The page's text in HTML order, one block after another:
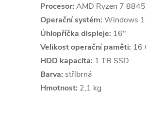
Procesor: AMD Ryzen 7
Operační systém: Windows
Úhlopříčka displeje: 16"
Velikost operační paměti: 16
HDD kapacita: 1 TB SSD
Barva: stříbrná
Hmotnost: 2,1 kg